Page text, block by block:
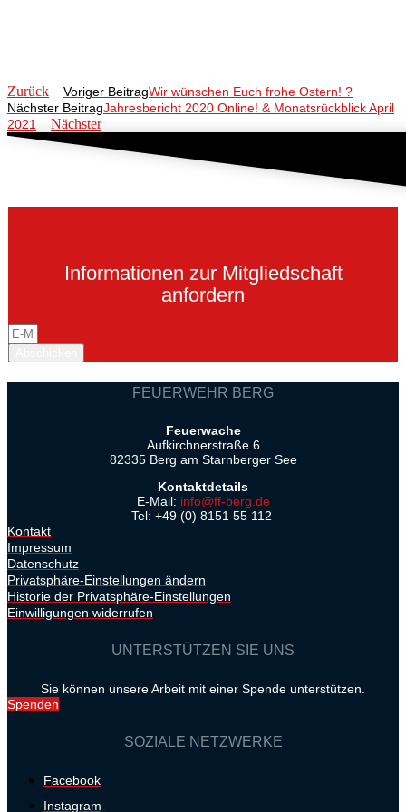
Zurück Voriger BeitragWir wünschen Euch frohe Ostern! ?
Nächster BeitragJahresbericht 2020 Online! & Monatsrückblick April
2021
Nächster
Informationen zur Mitgliedschaft
anfordern
FEUERWEHR BERG
Feuerwache
Aufkirchnerstraße 6
82335 Berg am Starnberger See
Kontaktdetails
E-Mail: info@ff-berg.de
Tel: +49 (0) 8151 55 112
Kontakt
Impressum
Datenschutz
Privatsphäre-Einstellungen ändern
Historie der Privatsphäre-Einstellungen
Einwilligungen widerrufen
UNTERSTÜTZEN SIE UNS
Sie können unsere Arbeit mit einer Spende unterstützen.
Spenden
SOZIALE NETZWERKE
Facebook
Instagram